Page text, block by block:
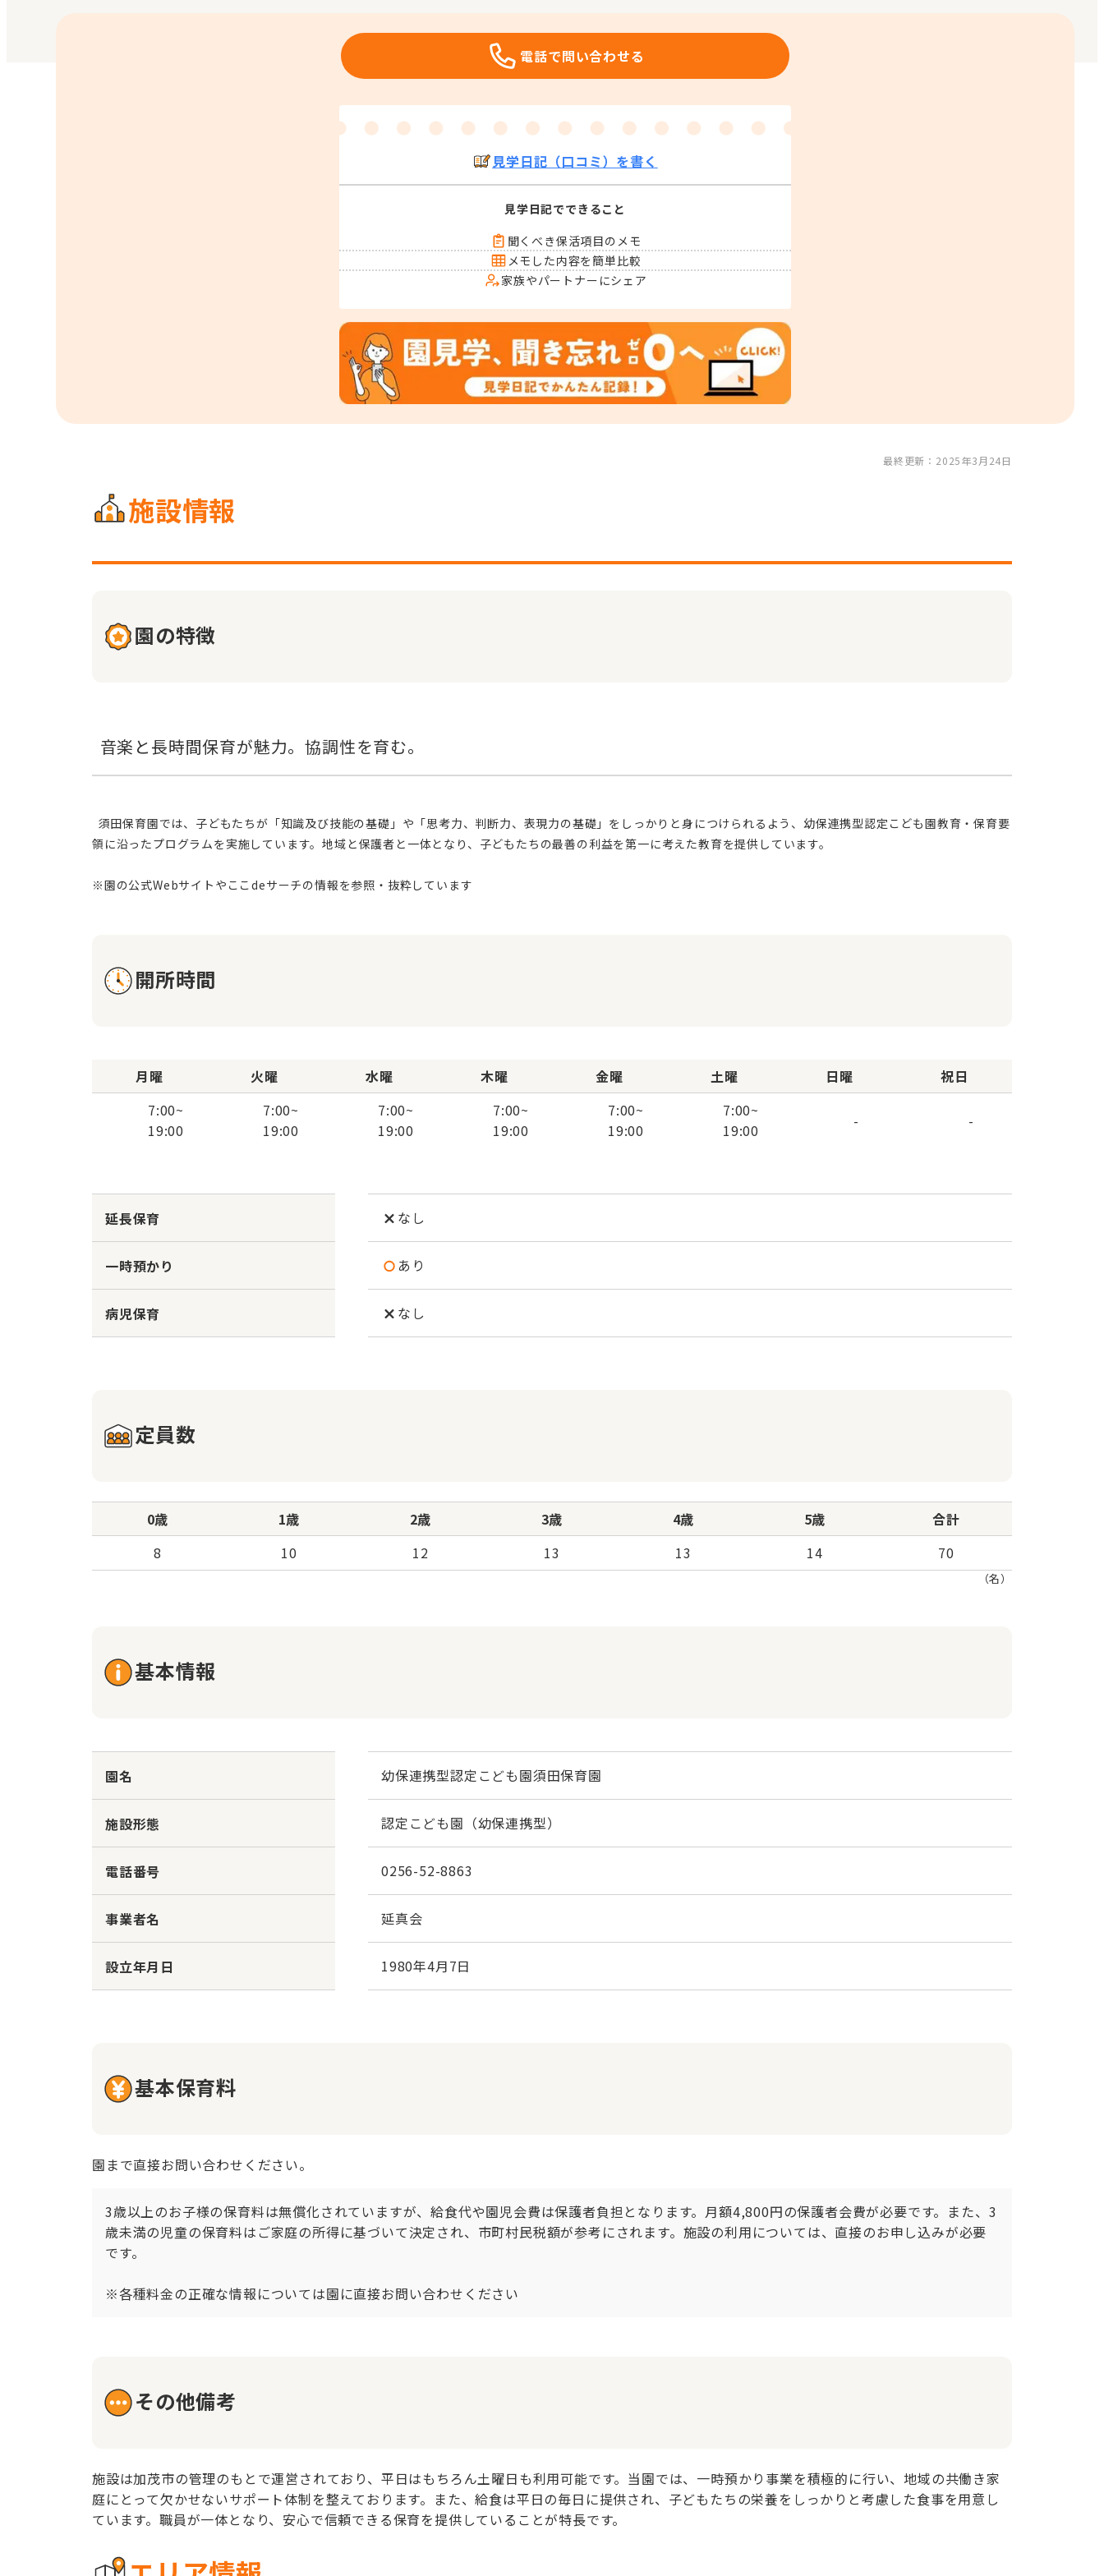
電話で問い合わせる
見学日記（口コミ）を書く
見学日記でできること
聞くべき保活項目のメモ
メモした内容を簡単比較
家族やパートナーにシェア
最終更新：2025年3月24日
施設情報
園の特徴
領に沿ったプログラムを実施しています。地域と保護者と一体となり、子どもたちの最善の利益を第一に考えた教育を提供しています。
開所時間
月曜
7:00~
19:00
火曜
7:00~
19:00
水曜
7:00~
19:00
木曜
7:00~
19:00
金曜
7:00~
19:00
土曜
7:00~
19:00
日曜
-
祝日
-
延長保育 なし
一時預かり あり
病児保育 なし
定員数
0歳 1歳 2歳 3歳 4歳 5歳
合計
8
10 12 13 13 14 70
（名）
基本情報
園名 幼保連携型認定こども園須田保育園
施設形態 認定こども園（幼保連携型）
電話番号 0256-52-8863
事業者名 延真会
設立年月日 1980年4月7日
基本保育料
園まで直接お問い合わせください。
3歳以上のお子様の保育料は無償化されていますが、給食代や園児会費は保護者負担となります。月額4,800円の保護者会費が必要です。また、3
歳未満の児童の保育料はご家庭の所得に基づいて決定され、市町村民税額が参考にされます。施設の利用については、直接のお申し込みが必要
です。
※各種料金の正確な情報については園に直接お問い合わせください
その他備考
施設は加茂市の管理のもとで運営されており、平日はもちろん土曜日も利用可能です。当園では、一時預かり事業を積極的に行い、地域の共働き家
庭にとって欠かせないサポート体制を整えております。また、給食は平日の毎日に提供され、子どもたちの栄養をしっかりと考慮した食事を用意し
ています。職員が一体となり、安心で信頼できる保育を提供していることが特長です。